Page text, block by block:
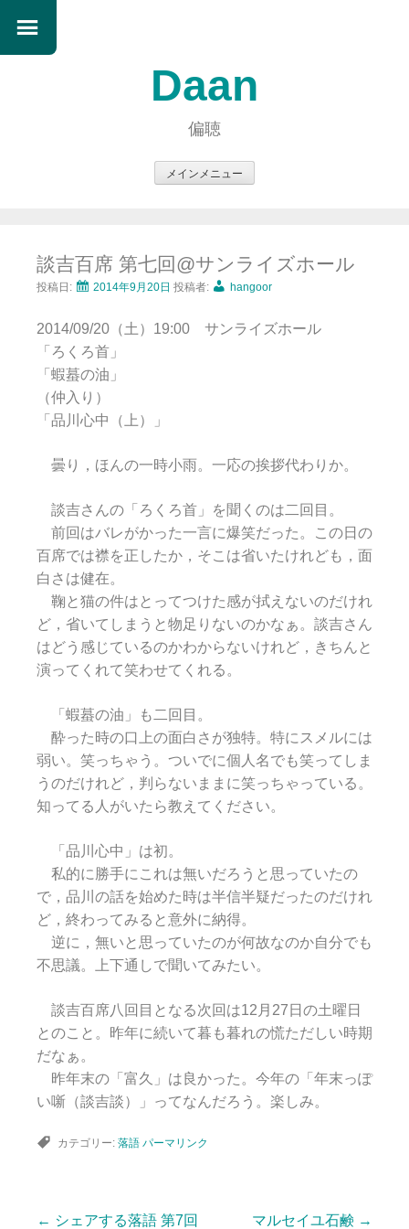
Daan
偏聴
メインメニュー
ン
ツ
ス
キ
ッ
プ
談吉百席 第七回@サンライズホール
投稿日: 2014年9月20日 投稿者: hangoor
2014/09/20（土）19:00 サンライズホール
「ろくろ首」
「蝦蟇の油」
（仲入り）
「品川心中（上）」
曇り，ほんの一時小雨。一応の挨拶代わりか。
談吉さんの「ろくろ首」を聞くのは二回目。
前回はバレがかった一言に爆笑だった。この日の
百席では襟を正したか，そこは省いたけれども，面
白さは健在。
鞠と猫の件はとってつけた感が拭えないのだけれ
ど，省いてしまうと物足りないのかなぁ。談吉さん
はどう感じているのかわからないけれど，きちんと
演ってくれて笑わせてくれる。
「蝦蟇の油」も二回目。
酔った時の口上の面白さが独特。特にスメルには
弱い。笑っちゃう。ついでに個人名でも笑ってしま
うのだけれど，判らないままに笑っちゃっている。
知ってる人がいたら教えてください。
「品川心中」は初。
私的に勝手にこれは無いだろうと思っていたの
で，品川の話を始めた時は半信半疑だったのだけれ
ど，終わってみると意外に納得。
逆に，無いと思っていたのが何故なのか自分でも
不思議。上下通しで聞いてみたい。
談吉百席八回目となる次回は12月27日の土曜日
とのこと。昨年に続いて暮も暮れの慌ただしい時期
だなぁ。
昨年末の「富久」は良かった。今年の「年末っぽ
い噺（談吉談）」ってなんだろう。楽しみ。
カテゴリー: 落語 パーマリンク
← シェアする落語 第7回 マルセイユ石鹸 →